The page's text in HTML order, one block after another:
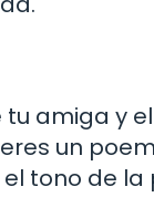
amiga y
un
tono de la